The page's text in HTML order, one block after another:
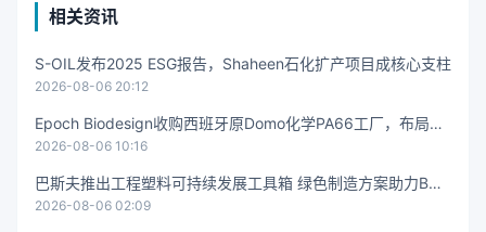
相关资讯
S-OIL发布2025 ESG报告，Shaheen石化扩产项目成核心支柱
2026-08-06 20:12
Epoch Biodesign收购西班牙原Domo化学PA66工厂，布局生
物基聚酰胺
2026-08-06 10:16
巴斯夫推出工程塑料可持续发展工具箱 绿色制造方案助力BOS
CH和伊顿降碳
2026-08-06 02:09